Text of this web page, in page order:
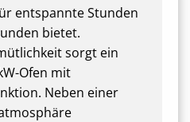
entspannte Stunden
bietet.
sorgt ein
Ofen mit
Neben einer